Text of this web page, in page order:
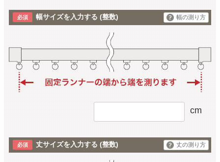
幅サイズを入力する (整数) 幅の測り方
cm
丈サイズを入力する (整数) 丈の測り方